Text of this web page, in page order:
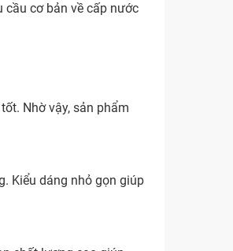
cầu cơ bản về cấp nước
Nhờ vậy, sản phẩm
Kiểu dáng nhỏ gọn giúp